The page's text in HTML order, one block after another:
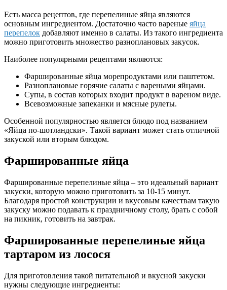
Есть масса рецептов, где перепелиные яйца являются
основным ингредиентом. Достаточно часто вареные яйца
перепелок добавляют именно в салаты. Из такого ингредиента
можно приготовить множество разноплановых закусок.
Наиболее популярными рецептами являются:
Фаршированные яйца морепродуктами или паштетом.
Разноплановые горячие салаты с вареными яйцами.
Супы, в состав которых входит продукт в вареном виде.
Всевозможные запеканки и мясные рулеты.
Особенной популярностью является блюдо под названием
«Яйца по-шотландски». Такой вариант может стать отличной
закуской или вторым блюдом.
Фаршированные яйца
Фаршированные перепелиные яйца – это идеальный вариант
закуски, которую можно приготовить за 10-15 минут.
Благодаря простой конструкции и вкусовым качествам такую
закуску можно подавать к праздничному столу, брать с собой
на пикник, готовить на завтрак.
Фаршированные перепелиные яйца
тартаром из лосося
Для приготовления такой питательной и вкусной закуски
нужны следующие ингредиенты: